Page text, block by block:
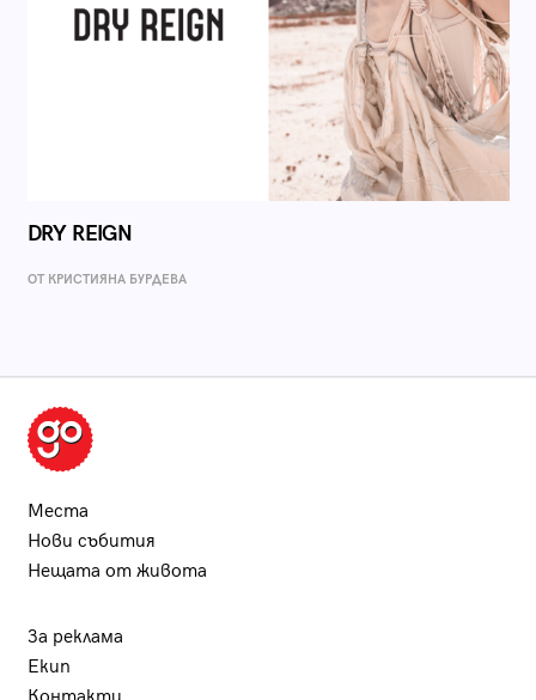
DRY REIGN
ОТ КРИСТИЯНА БУРДЕВА
Места
Нови събития
Нещата от живота
За реклама
Екип